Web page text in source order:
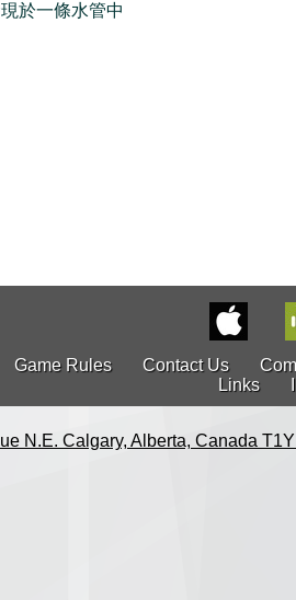
於一條水管中
Game Rules Contact Us
Links
N.E. Calgary, Alberta, Canada